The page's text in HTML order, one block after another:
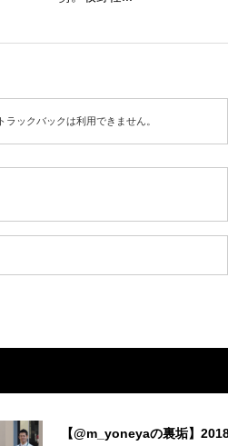
トラックバックは利用できません。
【@m_yoneyaの裏垢】